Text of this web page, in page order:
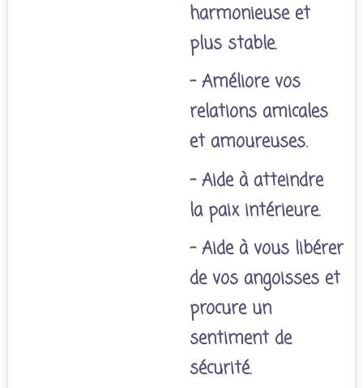
harmonieuse et
plus stable.
- Améliore vos
relations amicales
et amoureuses.
- Aide à atteindre
la paix intérieure.
- Aide à vous libérer
de vos angoisses et
procure un
sentiment de
sécurité.